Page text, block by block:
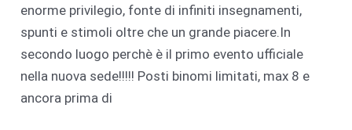
enorme privilegio, fonte di infiniti insegnamenti,
spunti e stimoli oltre che un grande piacere.In
secondo luogo perchè è il primo evento ufficiale
nella nuova sede!!!!! Posti binomi limitati, max 8 e
ancora prima di